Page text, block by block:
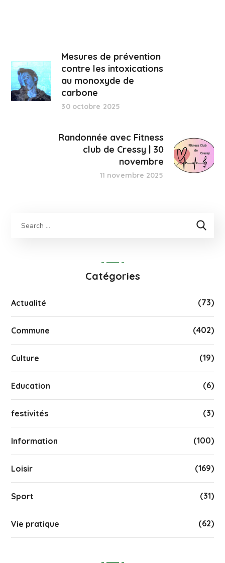
Mesures de prévention
contre les intoxications
au monoxyde de
carbone
30 octobre 2025
Randonnée avec Fitness
club de Cressy | 30
novembre
11 novembre 2025
Catégories
Actualité (73)
Commune (402)
Culture (19)
Education (6)
festivités (3)
Information (100)
Loisir (169)
Sport (31)
Vie pratique (62)